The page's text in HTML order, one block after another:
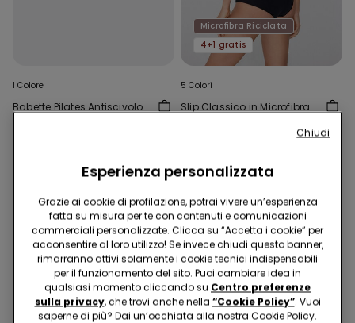
1 Colore
Babette Pilates Antiscivolo
Microfibra Riciclata
4+1 gratis
5 Colori
Slip Classico in Microfibra
Esperienza personalizzata
Grazie ai cookie di profilazione, potrai vivere un’esperienza
fatta su misura per te con contenuti e comunicazioni
commerciali personalizzate. Clicca su “Accetta i cookie” per
acconsentire al loro utilizzo! Se invece chiudi questo banner,
rimarranno attivi solamente i cookie tecnici indispensabili
per il funzionamento del sito. Puoi cambiare idea in
qualsiasi momento cliccando su Centro preferenze
sulla privacy, che trovi anche nella “Cookie Policy”. Vuoi
saperne di più? Dai un’occhiata alla nostra Cookie Policy.
Chiudi